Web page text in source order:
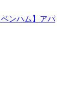
ンハム】アパ